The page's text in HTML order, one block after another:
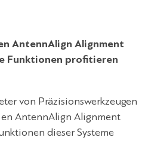
AntennAlign Alignment
Funktionen profitieren
von Präzisionswerkzeugen
AntennAlign Alignment
dieser Systeme